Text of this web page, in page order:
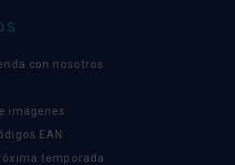
con nosotros
imágenes
EAN
temporada